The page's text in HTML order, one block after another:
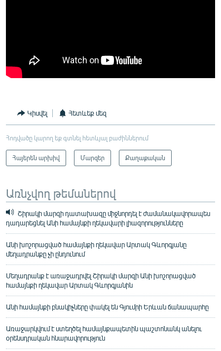
Կիսվել Հետևեք մեզ
Հոդվածը կարող եք գտնել հետևյալ բաժիններում
Հայերեն արխիվ Մարզեր Քաղաքական
Առնչվող թեմաներով
Շիրակի մարզի դատախազը միջնորդել է ժամանակավորապես
դադարեցնել Անի համայնքի ղեկավարի լիազորությունները
Անի խոշորացված համայնքի ղեկավար Արտակ Գևորգյանը
մեղադրանքը չի ընդունում
Մեղադրանք է առաջադրվել Շիրակի մարզի Անի խոշորացված
համայնքի ղեկավար Արտակ Գևորգյանին
Անի համայնքի բնակիչները փակել են Գյումրի Երևան ճանապարհը
Առաջարկվում է ստեղծել համայնքապետին պաշտոնանկ անելու
օրենսդրական հնարավորություն